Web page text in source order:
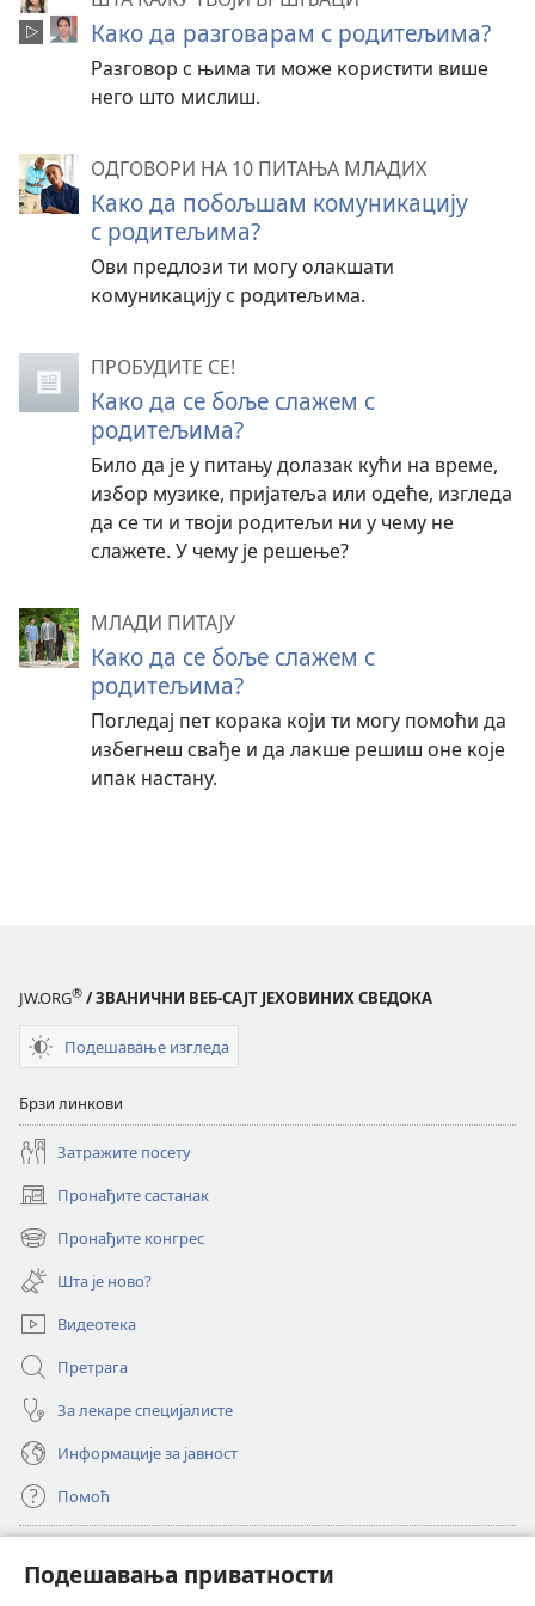
Подешавања приватности
Како да разговарам с родитељима?
Разговор с њима ти може користити више
него што мислиш.
ОДГОВОРИ НА 10 ПИТАЊА МЛАДИХ
Како да побољшам комуникацију
с родитељима?
Ови предлози ти могу олакшати
комуникацију с родитељима.
ПРОБУДИТЕ СЕ!
Како да се боље слажем с
родитељима?
Било да је у питању долазак кући на време,
избор музике, пријатеља или одеће, изгледа
да се ти и твоји родитељи ни у чему не
слажете. У чему је решење?
МЛАДИ ПИТАЈУ
Како да се боље слажем с
родитељима?
Погледај пет корака који ти могу помоћи да
избегнеш свађе и да лакше решиш оне које
ипак настану.
JW.ORG® / ЗВАНИЧНИ ВЕБ-САЈТ ЈЕХОВИНИХ СВЕДОКА
Подешавање изгледа
Брзи линкови
Затражите посету
Пронађите састанак
(отвара
нови
прозор)
Пронађите конгрес
(отвара
нови
прозор)
Шта је ново?
Видеотека
Претрага
За лекаре специјалисте
Информације за јавност
Помоћ
(отвара
нови